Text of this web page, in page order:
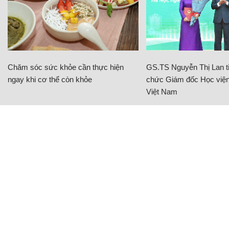
Chăm sóc sức khỏe cần thực hiện
ngay khi cơ thể còn khỏe
GS.TS Nguyễn Thị Lan
chức Giám đốc Học
Việt Nam